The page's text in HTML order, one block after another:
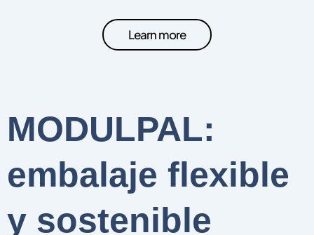
Learn more
MODULPAL:
embalaje flexible
y sostenible